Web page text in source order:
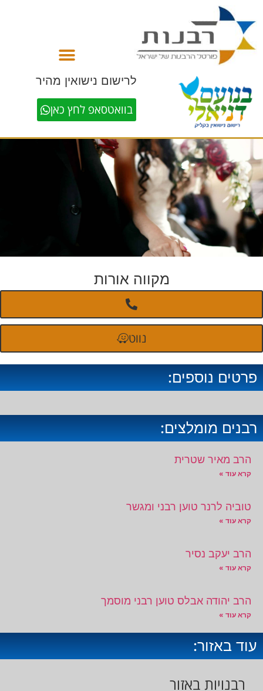
לרישום נישואין מהיר
בוואטסאפ לחץ כאן
מקווה אורות
נווט
פרטים נוספים:
רבנים מומלצים:
הרב מאיר שטרית
קרא עוד »
טוביה לרנר טוען רבני ומגשר
קרא עוד »
הרב יעקב נסיר
קרא עוד »
הרב יהודה אבלס טוען רבני מוסמך
קרא עוד »
עוד באזור:
רבנויות באזור